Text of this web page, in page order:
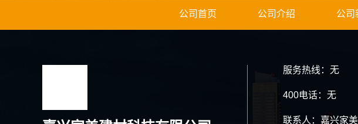
公司首页 公司介绍 公司
服务热线：无
400电话：无
联系人：嘉兴家